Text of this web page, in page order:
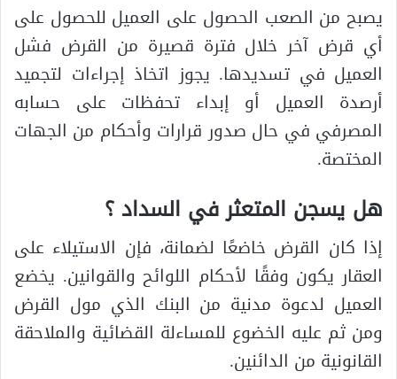
يصبح من الصعب الحصول على العميل للحصول على
أي قرض آخر خلال فترة قصيرة من القرض فشل
العميل في تسديدها. يجوز اتخاذ إجراءات لتجميد
أرصدة العميل أو إبداء تحفظات على حسابه
المصرفي في حال صدور قرارات وأحكام من الجهات
المختصة.
هل يسجن المتعثر في السداد ؟
إذا كان القرض خاضعًا لضمانة، فإن الاستيلاء على
العقار يكون وفقًا لأحكام اللوائح والقوانين. يخضع
العميل لدعوة مدنية من البنك الذي مول القرض
ومن ثم عليه الخضوع للمساءلة القضائية والملاحقة
القانونية من الدائنين.